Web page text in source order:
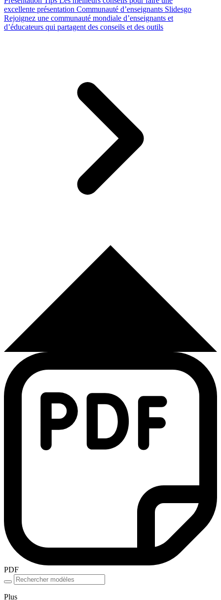
excellente présentation Communauté d’enseignants Slidesgo
Rejoignez une communauté mondiale d’enseignants et
d’éducateurs qui partagent des conseils et des outils
PDF
Plus